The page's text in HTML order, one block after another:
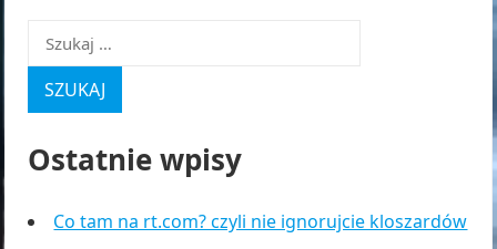
Szukaj:
Ostatnie wpisy
Co tam na rt.com? czyli nie ignorujcie kloszardów